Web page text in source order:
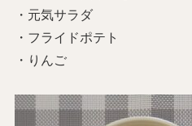
・元気サラダ
・フライドポテト
・りんご